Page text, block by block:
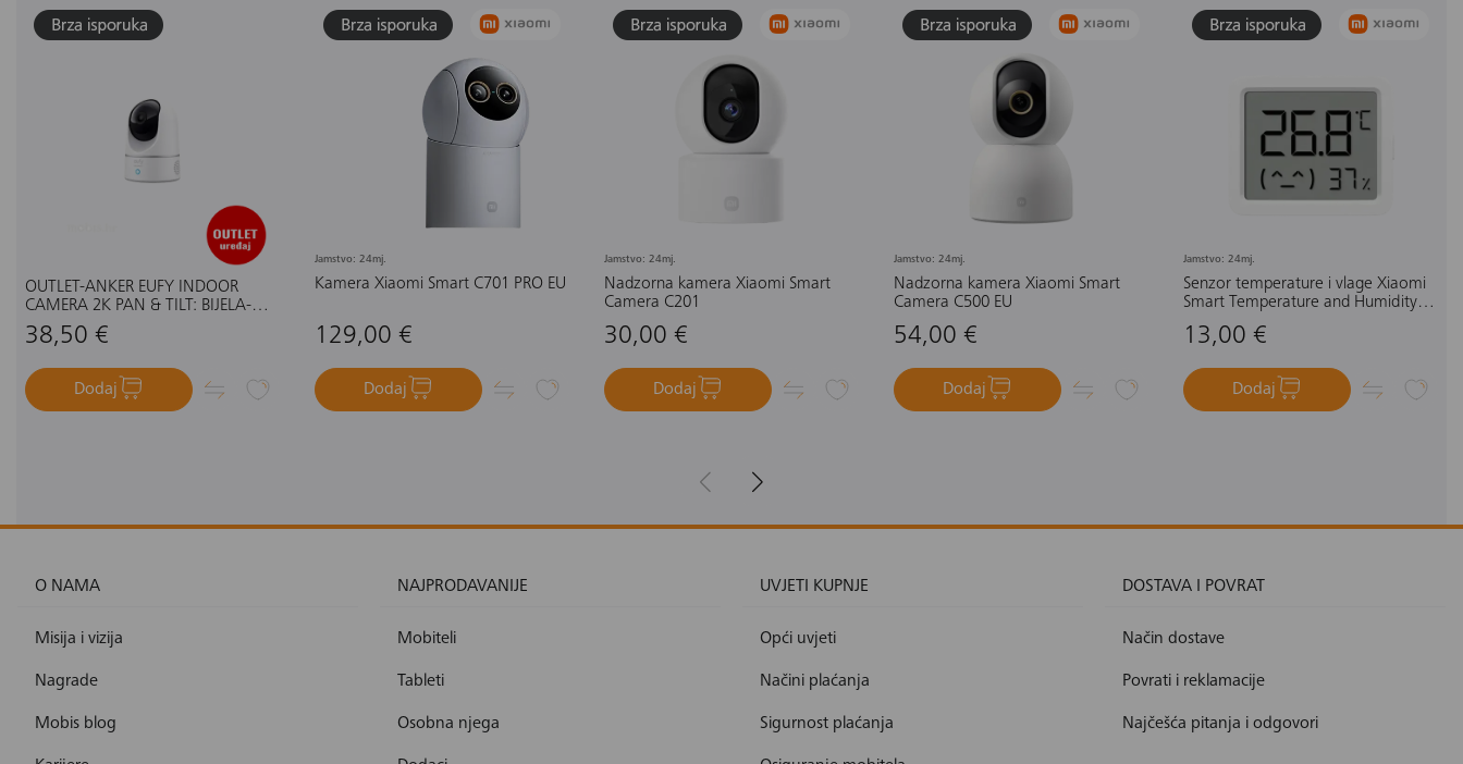
OUTLET-ANKER EUFY INDOOR
CAMERA 2K PAN & TILT: BIJELA-
UNUTARNJA KAMERA
38,50 €
Dodaj
Jamstvo: 24mj.
Kamera Xiaomi Smart C701 PRO EU
129,00 €
Dodaj
Jamstvo: 24mj.
Nadzorna kamera Xiaomi Smart
Camera C201
30,00 €
Dodaj
Jamstvo: 24mj.
Nadzorna kamera Xiaomi Smart
Camera C500 EU
54,00 €
Dodaj
Jamstvo: 24mj.
Senzor temperature i vlage Xiaomi
Smart Temperature and Humidity
13,00 €
Dodaj
O NAMA
Misija i vizija
Nagrade
Mobis blog
NAJPRODAVANIJE
Mobiteli
Tableti
Osobna njega
UVJETI KUPNJE
Opći uvjeti
Načini plaćanja
Sigurnost plaćanja
DOSTAVA I POVRAT
Način dostave
Povrati i reklamacije
Najčešća pitanja i odgovori